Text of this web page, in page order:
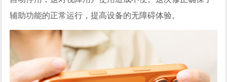
辅助功能的正常运行，提高设备的无障碍体验。